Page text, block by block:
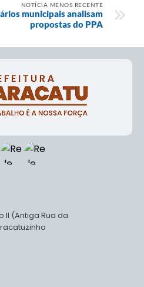
NOTÍCIA MENOS RECENTE
municipais analisam
propostas do PPA
II (Antiga Rua da